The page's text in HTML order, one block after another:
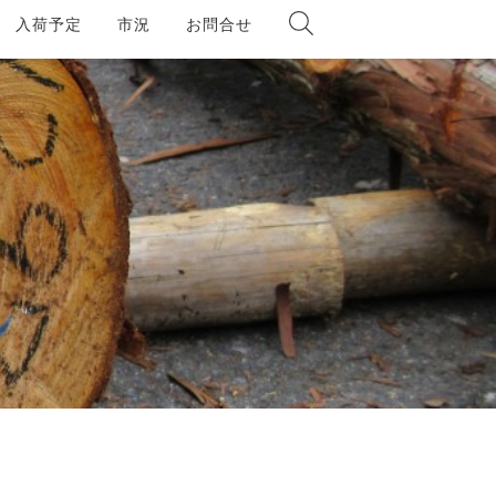
入荷予定 市況 お問合せ